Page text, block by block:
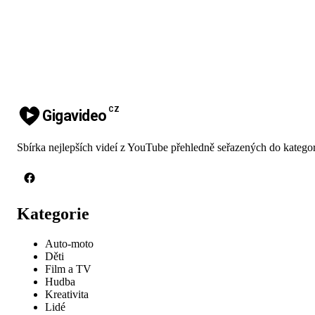
Gigavideo CZ
Sbírka nejlepších videí z YouTube přehledně seřazených do
Kategorie
Auto-moto
Děti
Film a TV
Hudba
Kreativita
Lidé